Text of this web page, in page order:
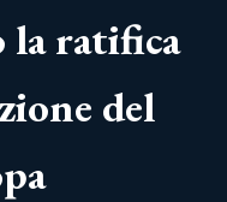
la ratifica
del